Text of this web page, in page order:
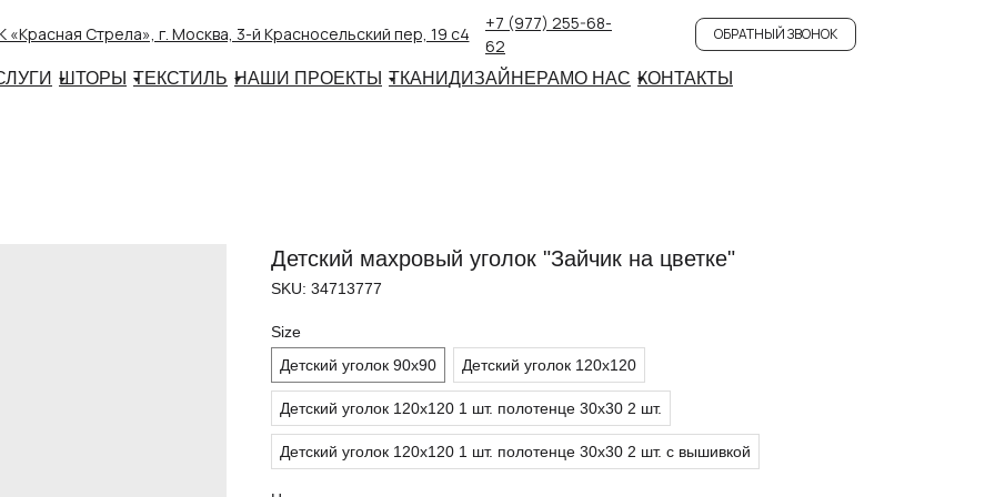
ШТОРЫ ТЕКСТИЛЬ НАШИ ПРОЕКТЫ ТКАНИДИЗАЙНЕРАМО НАС КОНТАКТЫ
+7 (977) 255-68-
62
ОБРАТНЫЙ ЗВОНОК
«Красная Стрела», г. Москва, 3-й Красносельский пер, 19 с4
Детский махровый уголок "Зайчик на цветке"
SKU: 34713777
Size
Детский уголок 90х90
Детский уголок 120х120
Детский уголок 120х120 1 шт. полотенце 30х30 2 шт.
Детский уголок 120х120 1 шт. полотенце 30х30 2 шт. с вышивкой